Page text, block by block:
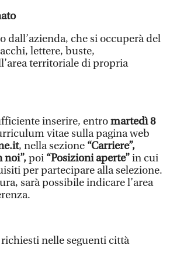
dall’azienda, che si occuperà del
lettere, buste,
territoriale di propria
inserire, entromartedì 8
vitae sulla pagina web
, nella sezione “Carriere”,
noi”,poi “Posizioni aperte”in cui
per partecipare alla selezione.
sarà possibile indicare l’area
nelle seguenti città